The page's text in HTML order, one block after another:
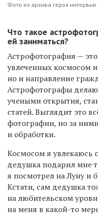
Фото из архива героя интервью
Что такое
ей заниматься?
Астрофотография —
увлеченных космосом
но и направление
Астрофотографы
учеными открытия,
статей. Выглядит это
фотографии, но за
и обработки.
Космосом я увлекаюсь
дедушка подарил мне
я посмотрел на Луну и
Кстати, сам дедушка
на любительском
на меня в какой-то